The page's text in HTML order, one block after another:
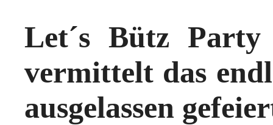
Let´s Bütz Party
vermittelt das
ausgelassen